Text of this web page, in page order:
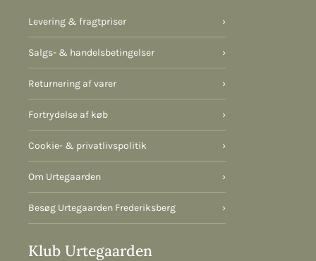
Levering & fragtpriser ›
Salgs- & handelsbetingelser ›
Returnering af varer ›
Fortrydelse af køb ›
Cookie- & privatlivspolitik ›
Om Urtegaarden ›
Besøg Urtegaarden Frederiksberg ›
Klub Urtegaarden